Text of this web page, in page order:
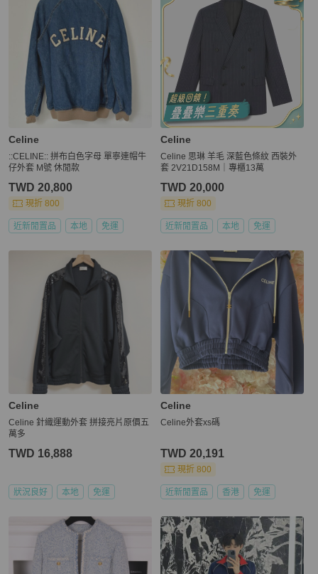
Celine
::CELINE:: 拼布白色字母 單寧連帽牛
仔外套 M號 休閒款
TWD 20,800
現折 800
近新閒置品 本地 免運
Celine
Celine 思琳 羊毛 深藍色條紋 西裝外
套 2V21D158M｜專櫃13萬
TWD 20,000
現折 800
近新閒置品 本地 免運
Celine
Celine 針織運動外套 拼接亮片原價五
萬多
TWD 16,888
狀況良好 本地 免運
Celine
Celine外套xs碼
TWD 20,191
現折 800
近新閒置品 香港 免運